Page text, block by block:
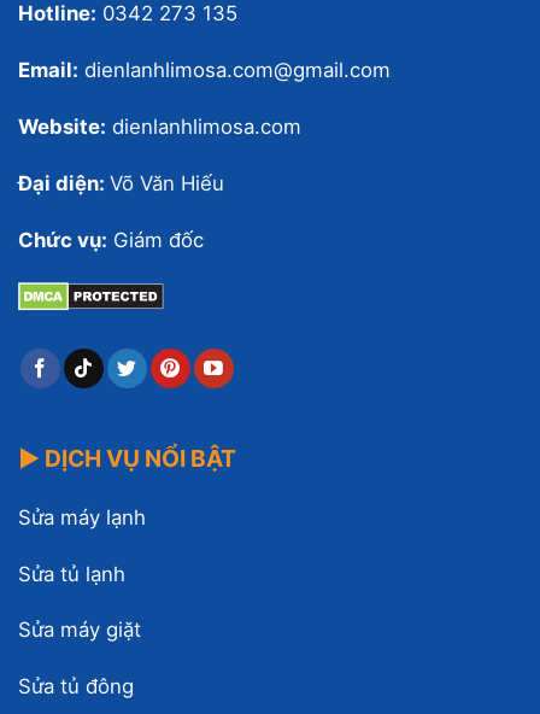
Hotline: 0342 273 135
Email: dienlanhlimosa.com@gmail.com
Website: dienlanhlimosa.com
Đại diện: Võ Văn Hiếu
Chức vụ: Giám đốc
▶ DỊCH VỤ NỔI BẬT
Sửa máy lạnh
Sửa tủ lạnh
Sửa máy giặt
Sửa tủ đông